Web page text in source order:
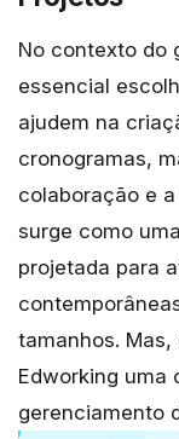
No contexto do
essencial
ajudem na
cronogramas,
colaboração e
surge como
projetada para
tamanhos.
Edworking uma
gerenciamento